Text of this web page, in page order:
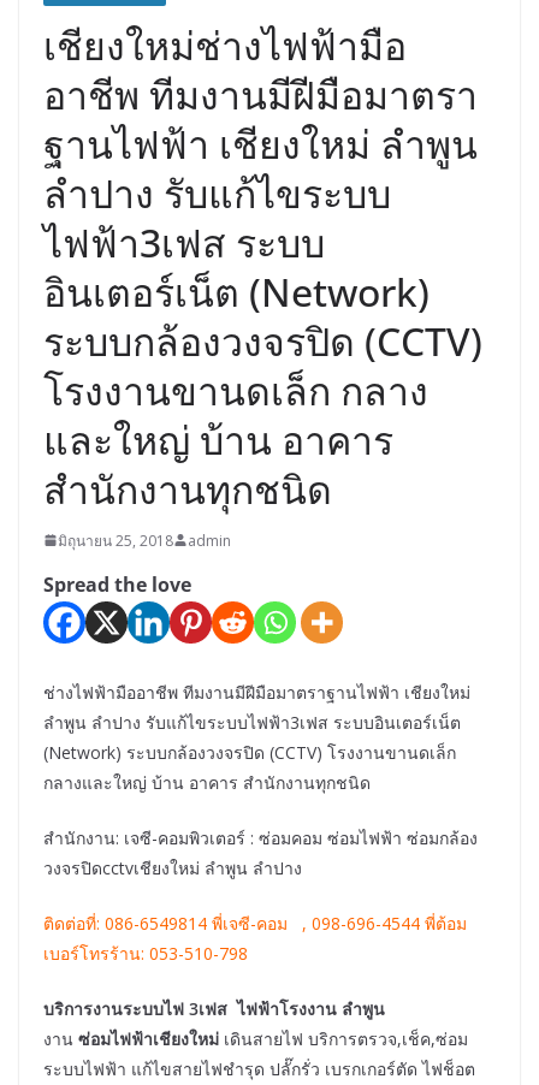
เชียงใหม่ช่างไฟฟ้ามือ
อาชีพ ทีมงานมีฝีมือมาตรา
ฐานไฟฟ้า เชียงใหม่ ลำพูน
ลำปาง รับแก้ไขระบบ
ไฟฟ้า3เฟส ระบบ
อินเตอร์เน็ต (Network)
ระบบกล้องวงจรปิด (CCTV)
โรงงานขานดเล็ก กลาง
และใหญ่ บ้าน อาคาร
สำนักงานทุกชนิด
มิถุนายน 25, 2018 admin
Spread the love
ช่างไฟฟ้ามืออาชีพ ทีมงานมีฝีมือมาตราฐานไฟฟ้า เชียงใหม่
ลำพูน ลำปาง รับแก้ไขระบบไฟฟ้า3เฟส ระบบอินเตอร์เน็ต
(Network) ระบบกล้องวงจรปิด (CCTV) โรงงานขานดเล็ก
กลางและใหญ่ บ้าน อาคาร สำนักงานทุกชนิด
สำนักงาน: เจซี-คอมพิวเตอร์ : ซ่อมคอม ซ่อมไฟฟ้า ซ่อมกล้อง
วงจรปิดcctvเชียงใหม่ ลำพูน ลำปาง
ติดต่อที่: 086-6549814 พี่เจซี-คอม , 098-696-4544 พี่ต้อม
เบอร์โทรร้าน: 053-510-798
บริการงานระบบไฟ 3เฟส ไฟฟ้าโรงงาน ลำพูน
งาน ซ่อมไฟฟ้าเชียงใหม่ เดินสายไฟ บริการตรวจ,เช็ค,ซ่อม
ระบบไฟฟ้า แก้ไขสายไฟชำรุด ปลั๊กรั่ว เบรกเกอร์ตัด ไฟช็อต